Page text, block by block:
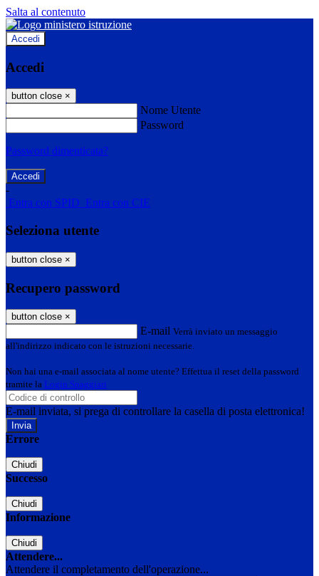
Salta al contenuto
Accedi
Accedi
button close ×
Nome Utente
Password
Password dimenticata?
-
Entra con SPID Entra con CIE
Seleziona utente
button close ×
Recupero password
button close ×
E-mail Verrà inviato un messaggio
all'indirizzo indicato con le istruzioni necessarie.
Non hai una e-mail associata al nome utente? Effettua il reset della password
tramite la Login Spaggiari
E-mail inviata, si prega di controllare la casella di posta elettronica!
Errore
Chiudi
Successo
Chiudi
Informazione
Chiudi
Attendere...
Attendere il completamento dell'operazione...